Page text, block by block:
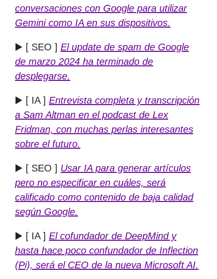
conversaciones con Google para utilizar
Gemini como IA en sus dispositivos.
▶️ [ SEO ] El update de spam de Google
de marzo 2024 ha terminado de
desplegarse.
▶️ [ IA ] Entrevista completa y transcripción
a Sam Altman en el podcast de Lex
Fridman, con muchas perlas interesantes
sobre el futuro.
▶️ [ SEO ] Usar IA para generar artículos
pero no especificar en cuáles, será
calificado como contenido de baja calidad
según Google.
▶️ [ IA ] El cofundador de DeepMind y
hasta hace poco confundador de Inflection
(Pi), será el CEO de la nueva Microsoft AI.